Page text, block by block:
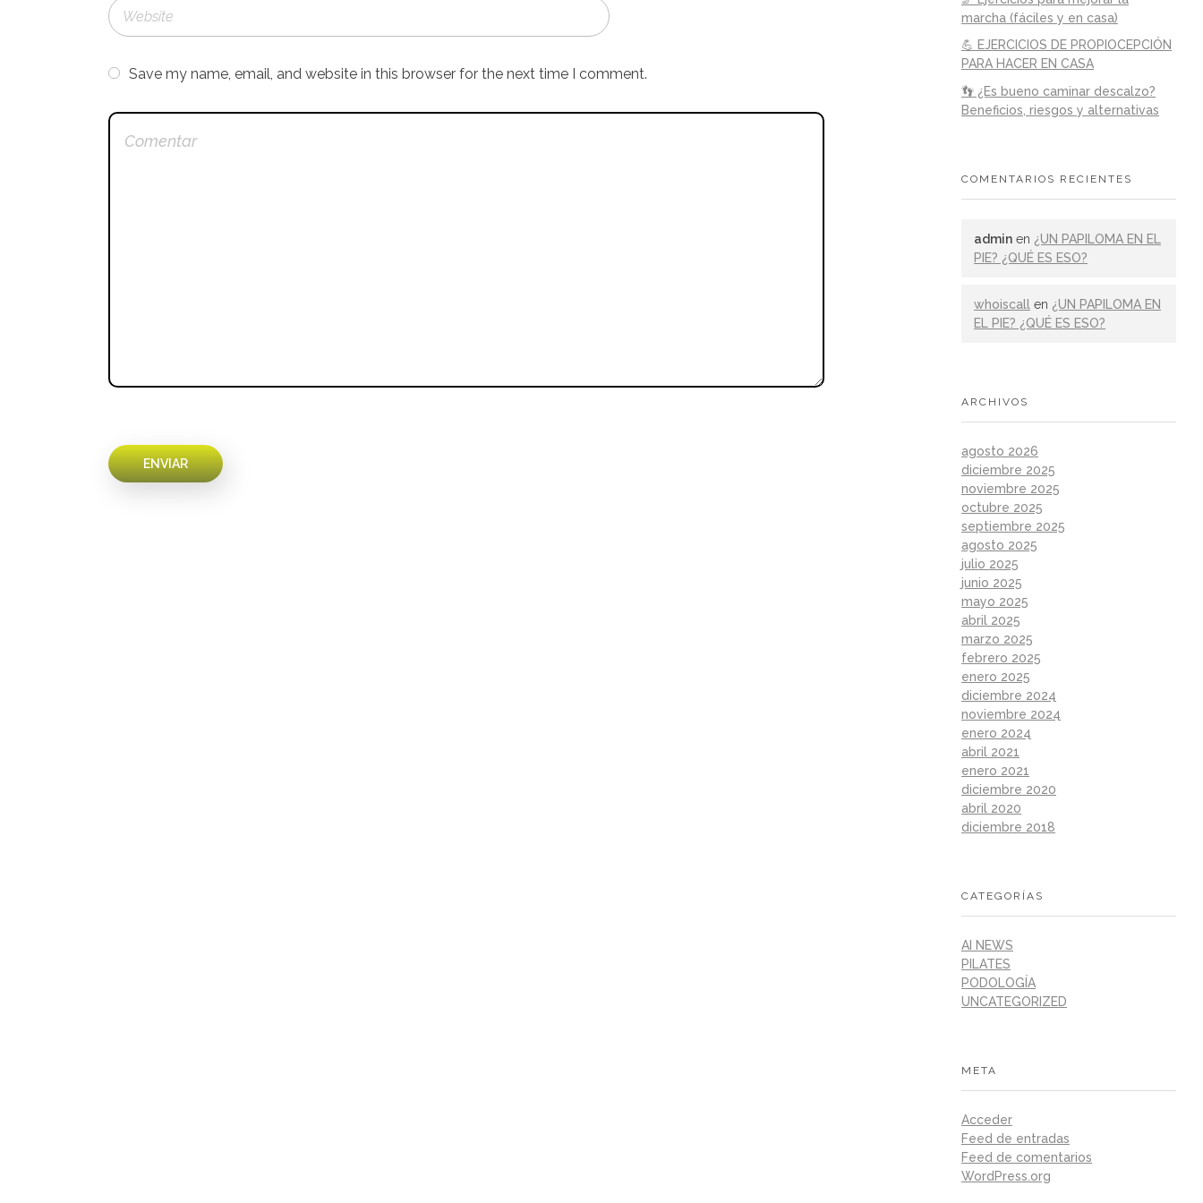
Save my name, email, and website in this browser for the next time I comment.
marcha (fáciles y en casa)
💪 EJERCICIOS DE PROPIOCEPCIÓN
PARA HACER EN CASA
👣 ¿Es bueno caminar descalzo?
Beneficios, riesgos y alternativas
COMENTARIOS RECIENTES
admin en ¿UN PAPILOMA EN EL
PIE? ¿QUÉ ES ESO?
whoiscall en ¿UN PAPILOMA EN
EL PIE? ¿QUÉ ES ESO?
ARCHIVOS
agosto 2026
diciembre 2025
noviembre 2025
octubre 2025
septiembre 2025
agosto 2025
julio 2025
junio 2025
mayo 2025
abril 2025
marzo 2025
febrero 2025
enero 2025
diciembre 2024
noviembre 2024
enero 2024
abril 2021
enero 2021
diciembre 2020
abril 2020
diciembre 2018
CATEGORÍAS
AI NEWS
PILATES
PODOLOGÍA
UNCATEGORIZED
META
Acceder
Feed de entradas
Feed de comentarios
WordPress.org